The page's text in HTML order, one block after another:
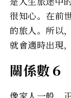
很知心。在前
的旅人。所以
就會適時出現
關係數６